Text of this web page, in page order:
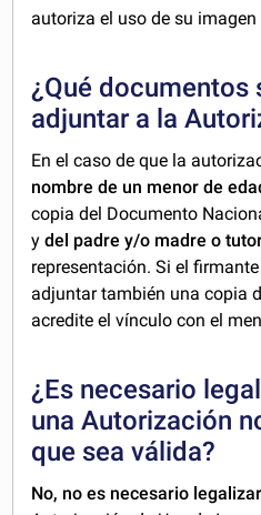
autoriza el uso de su
¿Qué documentos
adjuntar a la
En el caso de que la
nombre de un menor de
copia del Documento
ydel padre y/o madre o
representación. Si el
adjuntar también una copia
acredite el vínculo con el
¿Es necesario
una Autorización
que sea válida?
No, no es necesario